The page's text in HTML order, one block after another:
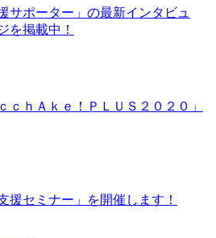
サポーター」の最新インタビュ
を掲載中！
ｃｈＡｋｅ！ＰＬＵＳ２０２０」
援セミナー」を開催します！